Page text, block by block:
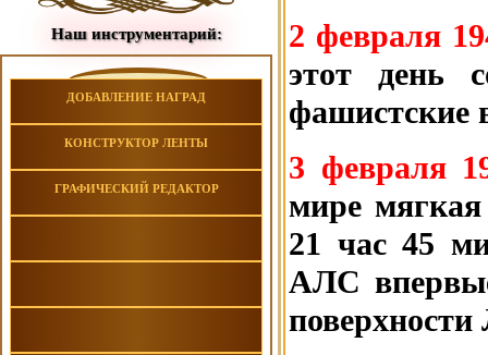
Наш инструментарий:
ДОБАВЛЕНИЕ НАГРАД
КОНСТРУКТОР ЛЕНТЫ
ГРАФИЧЕСКИЙ РЕДАКТОР
2 февраля
этот день
фашистские
3 февраля
мире
21 час 45
АЛС